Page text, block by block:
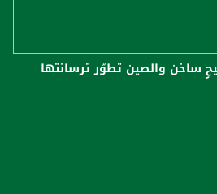
ساخن والصين تطوّر ترسانتها